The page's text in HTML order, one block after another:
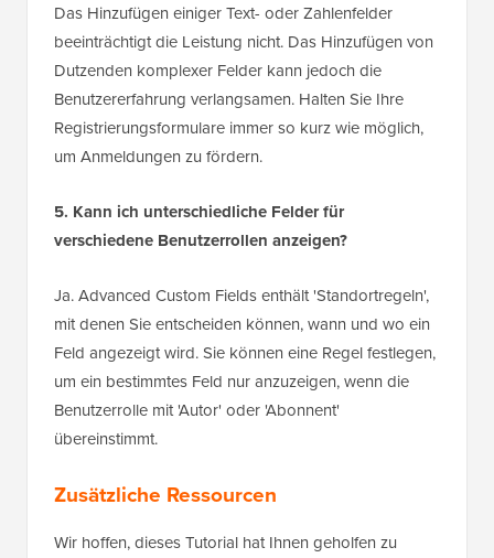
Das Hinzufügen einiger Text- oder Zahlenfelder
beeinträchtigt die Leistung nicht. Das Hinzufügen von
Dutzenden komplexer Felder kann jedoch die
Benutzererfahrung verlangsamen. Halten Sie Ihre
Registrierungsformulare immer so kurz wie möglich,
um Anmeldungen zu fördern.
5. Kann ich unterschiedliche Felder für
verschiedene Benutzerrollen anzeigen?
Ja. Advanced Custom Fields enthält 'Standortregeln',
mit denen Sie entscheiden können, wann und wo ein
Feld angezeigt wird. Sie können eine Regel festlegen,
um ein bestimmtes Feld nur anzuzeigen, wenn die
Benutzerrolle mit 'Autor' oder 'Abonnent'
übereinstimmt.
Zusätzliche Ressourcen
Wir hoffen, dieses Tutorial hat Ihnen geholfen zu